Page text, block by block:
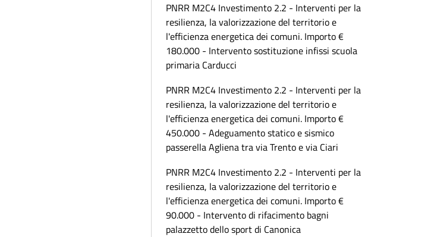
PNRR M2C4 Investimento 2.2 - Interventi per la
resilienza, la valorizzazione del territorio e
l'efficienza energetica dei comuni. Importo €
180.000 - Intervento sostituzione infissi scuola
primaria Carducci
PNRR M2C4 Investimento 2.2 - Interventi per la
resilienza, la valorizzazione del territorio e
l'efficienza energetica dei comuni. Importo €
450.000 - Adeguamento statico e sismico
passerella Agliena tra via Trento e via Ciari
PNRR M2C4 Investimento 2.2 - Interventi per la
resilienza, la valorizzazione del territorio e
l'efficienza energetica dei comuni. Importo €
90.000 - Intervento di rifacimento bagni
palazzetto dello sport di Canonica